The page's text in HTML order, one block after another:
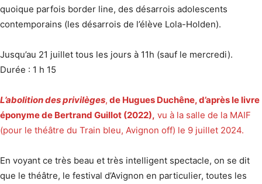
quoique parfois border line, des désarrois adolescents
contemporains (les désarrois de l’élève Lola-Holden).
Jusqu’au 21 juillet tous les jours à 11h (sauf le mercredi).
Durée : 1 h 15
L’abolition des privilèges, de Hugues Duchêne, d’après le livre
éponyme de Bertrand Guillot (2022), vu à la salle de la MAIF
(pour le théâtre du Train bleu, Avignon off) le 9 juillet 2024.
En voyant ce très beau et très intelligent spectacle, on se dit
que le théâtre, le festival d’Avignon en particulier, toutes les